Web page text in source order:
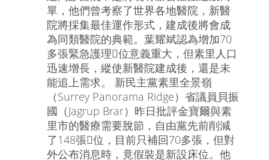
單，他們曾考察了世界各地醫院，新醫
院將採集最佳運作形式，建成後將會成
為同類醫院的典範。葉耀斌認為增加70
多張緊急護理位意義重大，但素里人口
迅速增長，縱使新醫院建成後，還是未
能追上需求。 新民主黨素里全景嶺
（Surrey Panorama Ridge）省議員貝振
國（Jagrup Brar）昨日批評金寶爾與素
里市的醫療需要脫節，自由黨先前削減
了148張位，目前只補回70多張，但對
外公布消息時，竟假裝是新設床位。他